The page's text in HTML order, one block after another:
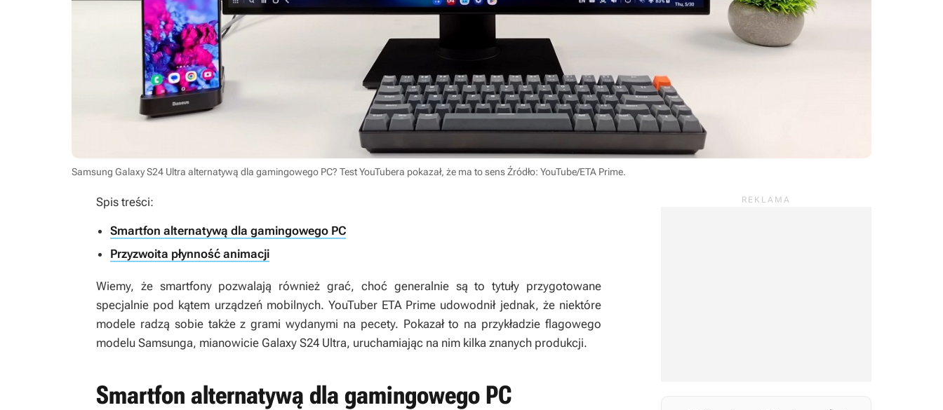
Samsung Galaxy S24 Ultra alternatywą dla gamingowego PC? Test YouTubera pokazał, że ma to sensŹródło: YouTube/ETA Prime.
Spis treści:
Smartfon alternatywą dla gamingowego PC
Przyzwoita płynność animacji
Wiemy, że smartfony pozwalają również grać, choć generalnie są to tytuły przygotowane
specjalnie pod kątem urządzeń mobilnych. YouTuber ETA Prime udowodnił jednak, że niektóre
modele radzą sobie także z grami wydanymi na pecety. Pokazał to na przykładzie flagowego
modelu Samsunga, mianowicie Galaxy S24 Ultra, uruchamiając na nim kilka znanych produkcji.
Smartfon alternatywą dla gamingowego PC